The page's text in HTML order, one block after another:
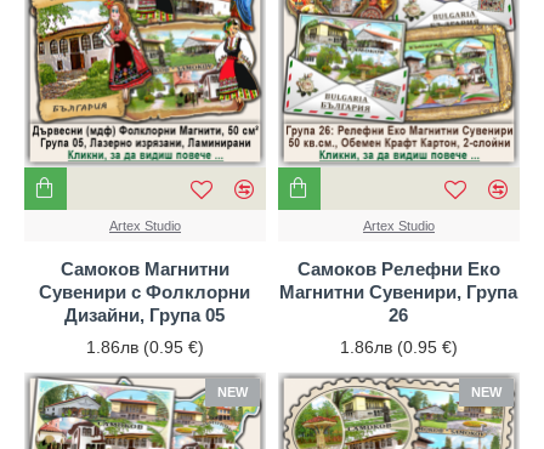
Artex Studio
Самоков Магнитни
Сувенири с Фолклорни
Дизайни, Група 05
1.86лв (0.95 €)
Artex Studio
Самоков Релефни Еко
Магнитни Сувенири, Група
26
1.86лв (0.95 €)
NEW NEW